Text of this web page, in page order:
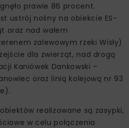
prawie 86 procent.
ustrój nośny na obiekcie ES-
oraz nad wałem
zalewowym rzeki Wisły)
dla zwierząt, nad drogą
Kaniówek Dankowski –
oraz linią kolejową nr 93
realizowane są zasypki,
w celu połączenia